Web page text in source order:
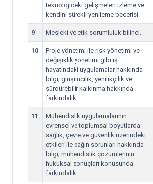
teknolojideki gelişmeleri izleme ve
kendini sürekli yenileme becerisi.
9 Mesleki ve etik sorumluluk bilinci.
10
Proje yönetimi ile risk yönetimi ve
değişiklik yönetimi gibi iş
hayatındaki uygulamalar hakkında
bilgi; girişimcilik, yenilikçilik ve
sürdürebilir kalkınma hakkında
farkındalık.
11
Mühendislik uygulamalarının
evrensel ve toplumsal boyutlarda
sağlık, çevre ve güvenlik üzerindeki
etkileri ile çağın sorunları hakkında
bilgi; mühendislik çözümlerinin
hukuksal sonuçları konusunda
farkındalık.